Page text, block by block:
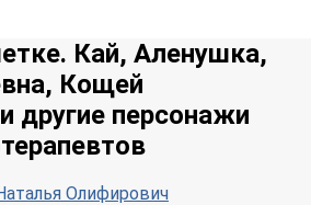
Кай, Аленушка,
Кощей
другие персонажи
Олифирович